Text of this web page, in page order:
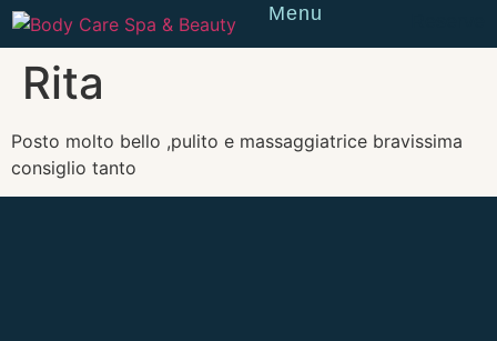
Menu
Rita
Posto molto bello ,pulito e massaggiatrice bravissima
consiglio tanto